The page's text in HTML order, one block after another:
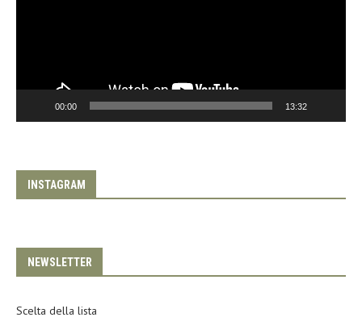
00:00 13:32
INSTAGRAM
NEWSLETTER
Scelta della lista